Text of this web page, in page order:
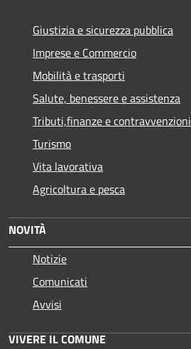
Giustizia e sicurezza pubblica
Imprese e Commercio
Mobilità e trasporti
Salute, benessere e assistenza
Tributi,finanze e contravvenzioni
Turismo
Vita lavorativa
Agricoltura e pesca
NOVITÀ
Notizie
Comunicati
Avvisi
VIVERE IL COMUNE